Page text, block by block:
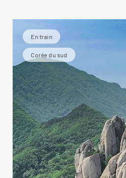
En train
Corée du sud